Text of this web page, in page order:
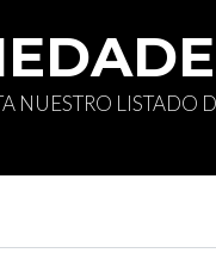
NUESTRO LISTADO